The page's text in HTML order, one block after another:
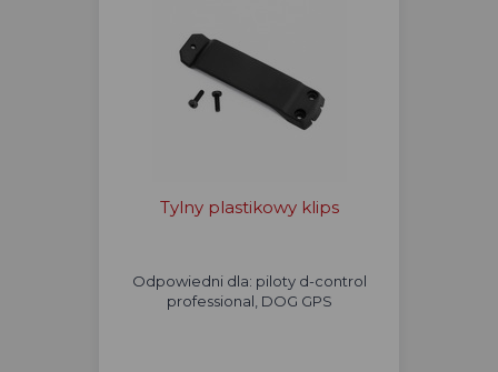
Tylny plastikowy klips
Odpowiedni dla: piloty d-control
professional, DOG GPS